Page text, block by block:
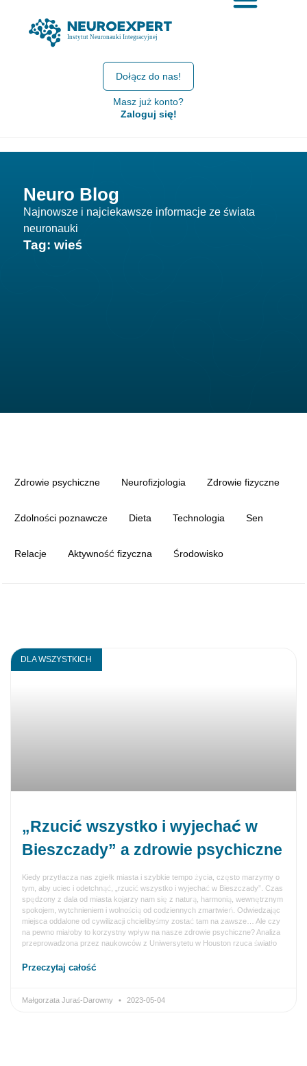
Dołącz do nas!
Masz już konto?
Zaloguj się!
Neuro Blog
Najnowsze i najciekawsze informacje ze świata
neuronauki
Tag: wieś
Zdrowie psychiczne Neurofizjologia Zdrowie fizyczne
Zdolności poznawcze Dieta Technologia Sen
Relacje Aktywność fizyczna Środowisko
DLA WSZYSTKICH
„Rzucić wszystko i wyjechać w
Bieszczady” a zdrowie psychiczne
Kiedy przytłacza nas zgiełk miasta i szybkie tempo życia, często marzymy o
tym, aby uciec i odetchnąć, „rzucić wszystko i wyjechać w Bieszczady”. Czas
spędzony z dala od miasta kojarzy nam się z naturą, harmonią, wewnętrznym
spokojem, wytchnieniem i wolnością od codziennych zmartwień. Odwiedzając
miejsca oddalone od cywilizacji chcielibyśmy zostać tam na zawsze… Ale czy
na pewno miałoby to korzystny wpływ na nasze zdrowie psychiczne? Analiza
przeprowadzona przez naukowców z Uniwersytetu w Houston rzuca światło
Przeczytaj całość
Małgorzata Juraś-Darowny 2023-05-04